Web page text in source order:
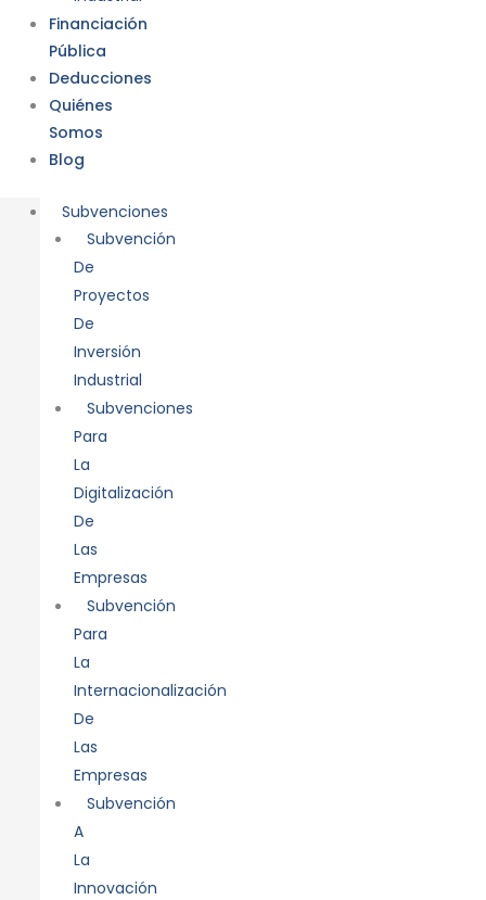
Financiación
Pública
Deducciones
Quiénes
Somos
Blog
Subvenciones
Subvención
De
Proyectos
De
Inversión
Industrial
Subvenciones
Para
La
Digitalización
De
Las
Empresas
Subvención
Para
La
Internacionalización
De
Las
Empresas
Subvención
A
La
Innovación